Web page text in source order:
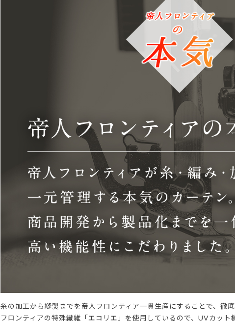
糸の加工から縫製までを帝人フロンティア一貫生産にすることで、徹
フロンティアの特殊繊維「エコリエ」を使用しているので、UVカッ